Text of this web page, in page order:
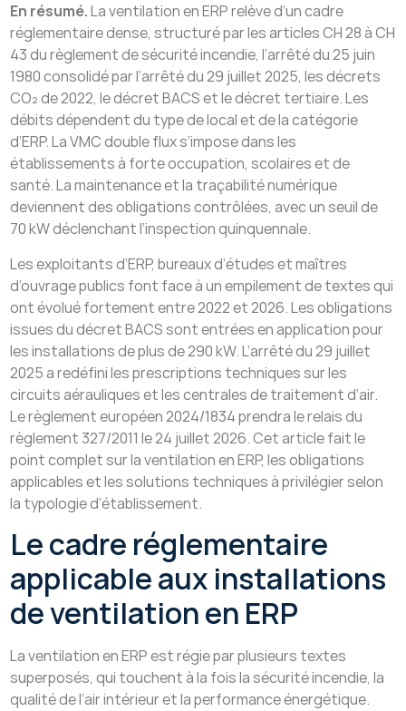
En résumé.La ventilation en ERP relève d’un cadre
réglementaire dense, structuré par les articles CH 28 à CH
43 du règlement de sécurité incendie, l’arrêté du 25 juin
1980 consolidé par l’arrêté du 29 juillet 2025, les décrets
CO₂ de 2022, le décret BACS et le décret tertiaire. Les
débits dépendent du type de local et de la catégorie
d’ERP. La VMC double flux s’impose dans les
établissements à forte occupation, scolaires et de
santé. La maintenance et la traçabilité numérique
deviennent des obligations contrôlées, avec un seuil de
70 kW déclenchant l’inspection quinquennale.
Les exploitants d’ERP, bureaux d’études et maîtres
d’ouvrage publics font face à un empilement de textes qui
ont évolué fortement entre 2022 et 2026. Les obligations
issues du décret BACS sont entrées en application pour
les installations de plus de 290 kW. L’arrêté du 29 juillet
2025 a redéfini les prescriptions techniques sur les
circuits aérauliques et les centrales de traitement d’air.
Le règlement européen 2024/1834 prendra le relais du
règlement 327/2011 le 24 juillet 2026. Cet article fait le
point complet sur la ventilation en ERP, les obligations
applicables et les solutions techniques à privilégier selon
la typologie d’établissement.
Le cadre réglementaire
applicable aux installations
de ventilation en ERP
La ventilation en ERP est régie par plusieurs textes
superposés, qui touchent à la fois la sécurité incendie, la
qualité de l’air intérieur et la performance énergétique.